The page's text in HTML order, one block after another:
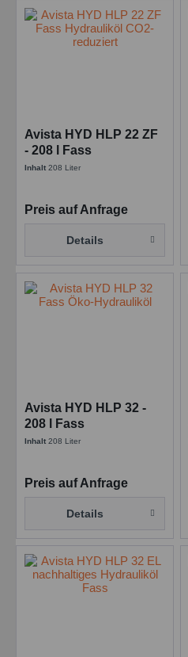
Avista HYD HLP 22 ZF
- 208 l Fass
Inhalt208 Liter
Preis auf Anfrage
Details
Avista HYD HLP 32 -
208 l Fass
Inhalt208 Liter
Preis auf Anfrage
Details